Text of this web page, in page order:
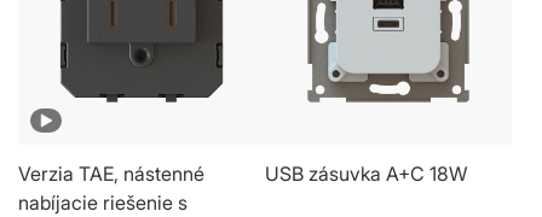
Verzia TAE, nástenné
nabíjacie riešenie s
USB zásuvka A+C 18W